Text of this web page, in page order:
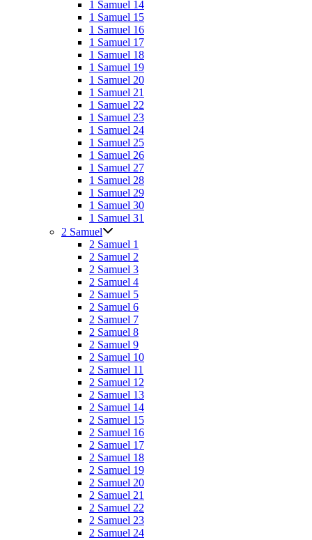
1 Samuel 14
1 Samuel 15
1 Samuel 16
1 Samuel 17
1 Samuel 18
1 Samuel 19
1 Samuel 20
1 Samuel 21
1 Samuel 22
1 Samuel 23
1 Samuel 24
1 Samuel 25
1 Samuel 26
1 Samuel 27
1 Samuel 28
1 Samuel 29
1 Samuel 30
1 Samuel 31
2 Samuel
2 Samuel 1
2 Samuel 2
2 Samuel 3
2 Samuel 4
2 Samuel 5
2 Samuel 6
2 Samuel 7
2 Samuel 8
2 Samuel 9
2 Samuel 10
2 Samuel 11
2 Samuel 12
2 Samuel 13
2 Samuel 14
2 Samuel 15
2 Samuel 16
2 Samuel 17
2 Samuel 18
2 Samuel 19
2 Samuel 20
2 Samuel 21
2 Samuel 22
2 Samuel 23
2 Samuel 24